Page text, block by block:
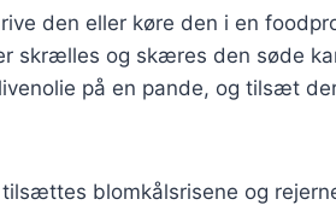
den eller køre den i en
skrælles og skæres den søde
på en pande, og tilsæt
blomkålsrisene og